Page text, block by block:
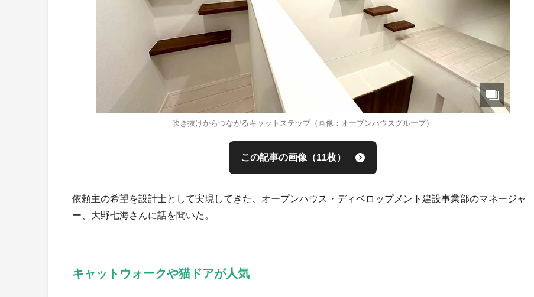
吹き抜けからつながるキャットステップ（画像：オープンハウスグループ）
この記事の画像（11枚）
依頼主の希望を設計士として実現してきた、オープンハウス・ディベロップメント建設事業部のマネージャ
ー、大野七海さんに話を聞いた。
キャットウォークや猫ドアが人気